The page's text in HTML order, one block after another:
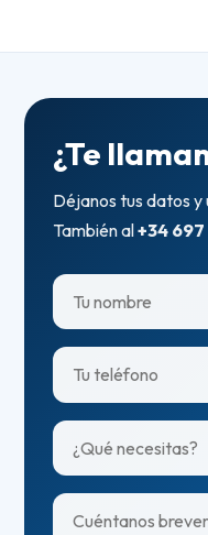
¿Te
Déjanos tus datos y
También al+34